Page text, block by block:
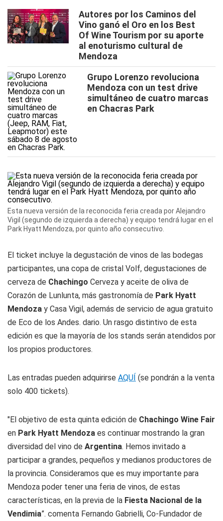
Autores por los Caminos del
Vino ganó el Oro en los Best
Of Wine Tourism por su aporte
al enoturismo cultural de
Mendoza
Grupo Lorenzo revoluciona
Mendoza con un test drive
simultáneo de cuatro marcas
en Chacras Park
Esta nueva versión de la reconocida feria creada por Alejandro
Vigil (segundo de izquierda a derecha) y equipo tendrá lugar en el
Park Hyatt Mendoza, por quinto año consecutivo.
El ticket incluye la degustación de vinos de las bodegas
participantes, una copa de cristal Volf, degustaciones de
cerveza de Chachingo Cerveza y aceite de oliva de
Corazón de Lunlunta, más gastronomía de Park Hyatt
Mendoza y Casa Vigil, además de servicio de agua gratuito
de Eco de los Andes. dario. Un rasgo distintivo de esta
edición es que la mayoría de los stands serán atendidos por
los propios productores.
Las entradas pueden adquirirse AQUÍ (se pondrán a la venta
solo 400 tickets).
"El objetivo de esta quinta edición de Chachingo Wine Fair
en Park Hyatt Mendoza es continuar mostrando la gran
diversidad del vino de Argentina. Hemos invitado a
participar a grandes, pequeños y medianos productores de
la provincia. Consideramos que es muy importante para
Mendoza poder tener una feria de vinos, de estas
características, en la previa de la Fiesta Nacional de la
Vendimia”. comenta Fernando Gabrielli, Co-Fundador de